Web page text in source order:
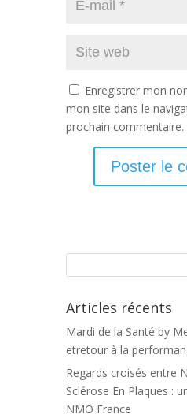
Enregistrer mon
mon site dans le
prochain commentaire.
Articles récents
Mardi de la Santé by
etretour à la
Regards croisés entre
Sclérose En Plaques :
NMO France